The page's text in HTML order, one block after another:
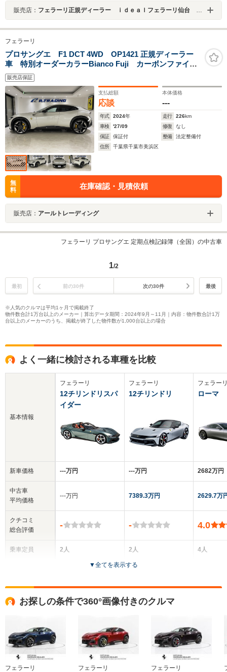
販売店： フェラーリ正規ディーラー ｉｄｅａｌフェラーリ仙台 正規サービスセンター
フェラーリ
プロサングエ F1 DCT 4WD OP1421 正規ディーラー
車 特別オーダーカラーBianco Fuji カーボンファイバ
ールーフ
販売店保証
支払総額
応談
本体価格
---
年式 2024年 走行 226km
車検
'27/09 修復
なし
保証
保証付 整備
法定整備付
住所
千葉県千葉市美浜区
無
料
在庫確認・見積依頼
販売店： アールトレーディング
フェラーリ プロサングエ 定期点検記録簿（全国）の中古車
1/2
最初 前の30件 次の30件 最後
※人気のクルマは平均1ヶ月で掲載終了
物件数合計1万台以上のメーカー｜算出データ期間：2024年9月～11月｜内容：物件数合計1万
台以上のメーカーのうち、掲載が終了した物件数が1,000台以上の場合
よく一緒に検討される車種を比較
基本情報
新車価格
中古車
平均価格
クチコミ
総合評価
乗車定員
サイズ
(全長x全幅x全高)
フェラーリ
12チリンドリスパ
イダー
‐‐‐万円
‐‐‐万円
-
2人
1.29m
全幅
-m
全長
4.73m
フェラーリ
12チリンドリ
‐‐‐万円
7389.3万円
-
2人
3ドア
1.29m
全幅
-m
全長
4.73m
フェラー
ローマ
2682万円
2629.7万
4.0
4人
▼全てを表示する
お探しの条件で360°画像付きのクルマ
フェラーリ フェラーリ フェラーリ